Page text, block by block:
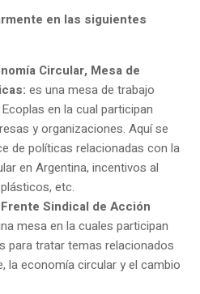
en las siguientes
Circular, Mesa de
es una mesa de trabajo
en la cual participan
y organizaciones. Aquí se
de políticas relacionadas con la
en Argentina, incentivos al
etc.
Sindical de Acción
mesa en la cuales participan
para tratar temas relacionados
la economía circular y el cambio